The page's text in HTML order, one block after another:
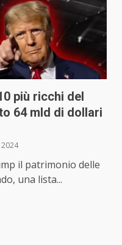
più ricchi del
64 mld di dollari
il patrimonio delle
una lista...